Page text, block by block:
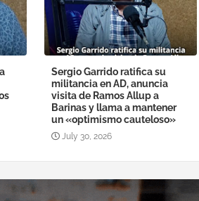
Sergio Garrido ratifica su
militancia en AD, anuncia
visita de Ramos Allup a
Barinas y llama a mantener
un «optimismo cauteloso»
July 30, 2026